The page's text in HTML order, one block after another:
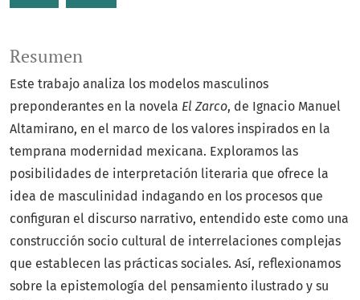
Resumen
Este trabajo analiza los modelos masculinos
preponderantes en la novela El Zarco, de Ignacio Manuel
Altamirano, en el marco de los valores inspirados en la
temprana modernidad mexicana. Exploramos las
posibilidades de interpretación literaria que ofrece la
idea de masculinidad indagando en los procesos que
configuran el discurso narrativo, entendido este como una
construcción socio cultural de interrelaciones complejas
que establecen las prácticas sociales. Así, reflexionamos
sobre la epistemología del pensamiento ilustrado y su